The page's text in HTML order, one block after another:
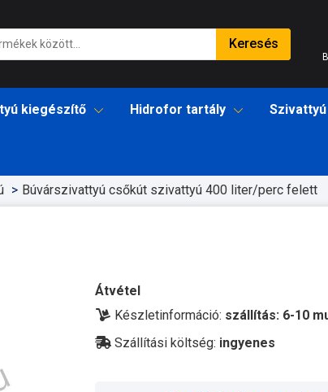
Keresés
kiegészítő Hidrofor tartály
Búvárszivattyú csőkút szivattyú 400 liter/perc felett
Átvétel
Készletinformáció: szállítás: 6-10
Szállítási költség: ingyenes